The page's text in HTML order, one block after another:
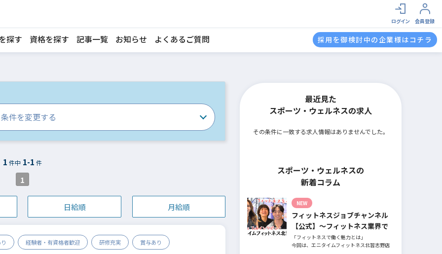
ログイン 会員登録
探す 資格を探す 記事一覧 お知らせ よくあるご質問 採用を御検討中の企業様はコチラ
条件を変更する
1 件中 1-1 件
1
日給順 月給順
経験者・有資格者歓迎 研修充実 賞与あり
最近見た
スポーツ・ウェルネスの求人
その条件に一致する求人情報はありませんでした。
スポーツ・ウェルネスの
新着コラム
NEW
フィットネスジョブチャンネル
【公式】～フィットネス業界で
働く魅力と採用したい人材～
「フィットネスで働く魅力とは」
今回は、エニタイムフィットネス北習志野店